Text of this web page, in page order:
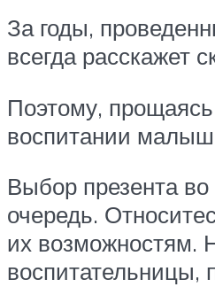
За годы,
всегда расскажет
Поэтому,
воспитании
Выбор презента
очередь.
их возможностям.
воспитательницы,